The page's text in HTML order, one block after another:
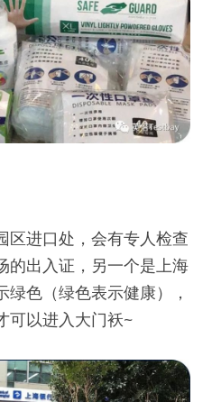
区进口处，会有专人检查
的出入证，另一个是上海
色（绿色表示健康），
可以进入大门袄~